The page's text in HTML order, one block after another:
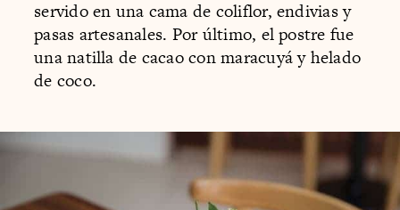
servido en una cama de coliflor, endivias y
pasas artesanales. Por último, el postre fue
una natilla de cacao con maracuyá y helado
de coco.